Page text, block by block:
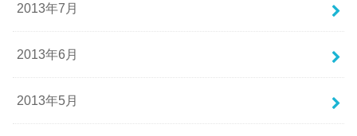
2013年7月
2013年6月
2013年5月